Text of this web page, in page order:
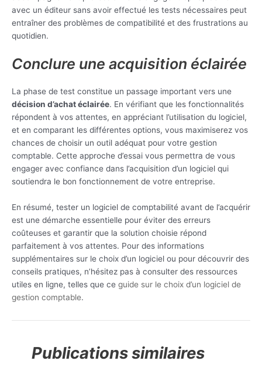
avec un éditeur sans avoir effectué les tests nécessaires peut
entraîner des problèmes de compatibilité et des frustrations au
quotidien.
Conclure une acquisition éclairée
La phase de test constitue un passage important vers une
décision d’achat éclairée. En vérifiant que les fonctionnalités
répondent à vos attentes, en appréciant l’utilisation du logiciel,
et en comparant les différentes options, vous maximiserez vos
chances de choisir un outil adéquat pour votre gestion
comptable. Cette approche d’essai vous permettra de vous
engager avec confiance dans l’acquisition d’un logiciel qui
soutiendra le bon fonctionnement de votre entreprise.
En résumé, tester un logiciel de comptabilité avant de l’acquérir
est une démarche essentielle pour éviter des erreurs
coûteuses et garantir que la solution choisie répond
parfaitement à vos attentes. Pour des informations
supplémentaires sur le choix d’un logiciel ou pour découvrir des
conseils pratiques, n’hésitez pas à consulter des ressources
utiles en ligne, telles que ce guide sur le choix d’un logiciel de
gestion comptable.
Publications similaires